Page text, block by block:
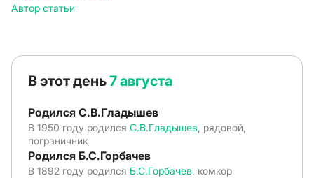
Автор статьи
В этот день7 августа
Родился С.В.Гладышев
В 1950 году родился С.В.Гладышев , рядовой,
пограничник
Родился Б.С.Горбачев
В 1892 году родился Б.С.Горбачев , комкор